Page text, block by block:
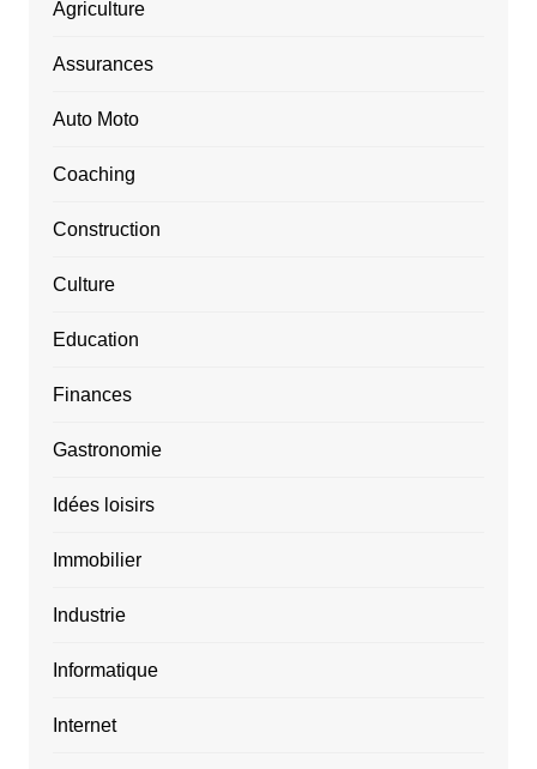
Agriculture
Assurances
Auto Moto
Coaching
Construction
Culture
Education
Finances
Gastronomie
Idées loisirs
Immobilier
Industrie
Informatique
Internet